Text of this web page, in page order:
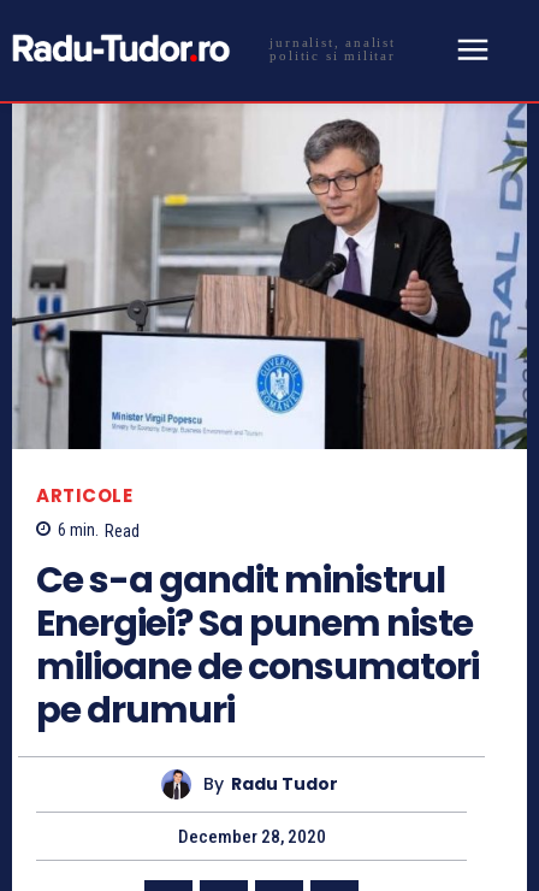
jurnalist, analist
politic si militar
ARTICOLE
6 min. Read
Ce s-a gandit ministrul
Energiei? Sa punem niste
milioane de consumatori
pe drumuri
By Radu Tudor
December 28, 2020